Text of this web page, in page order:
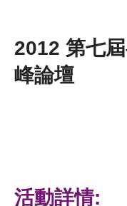
新聞中心
2012 第七
峰論壇
活動詳情: